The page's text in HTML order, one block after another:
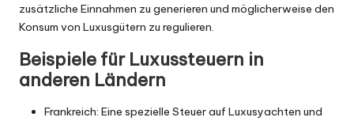
zusätzliche Einnahmen zu generieren und möglicherweise den
Konsum von Luxusgütern zu regulieren.
Beispiele für Luxussteuern in
anderen Ländern
Frankreich: Eine spezielle Steuer auf Luxusyachten und